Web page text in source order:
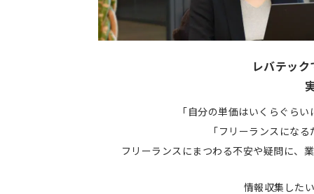
レバテッ
「自分の単価はいくらぐら
「フリーランスにな
フリーランスにまつわる不安や疑問に、
情報収集した